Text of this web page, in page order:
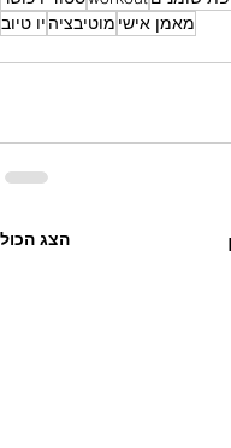
מאמן אישי מוטיבציה יו טיוב
הצג הכול